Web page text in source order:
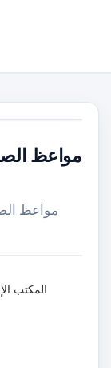
مواعظ
مواعظ